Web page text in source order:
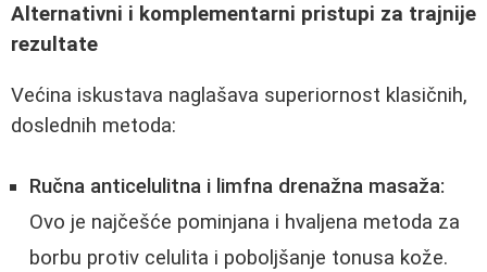
Alternativni i komplementarni pristupi za trajnije
rezultate
Većina iskustava naglašava superiornost klasičnih,
doslednih metoda:
Ručna anticelulitna i limfna drenažna masaža:
Ovo je najčešće pominjana i hvaljena metoda za
borbu protiv celulita i poboljšanje tonusa kože.